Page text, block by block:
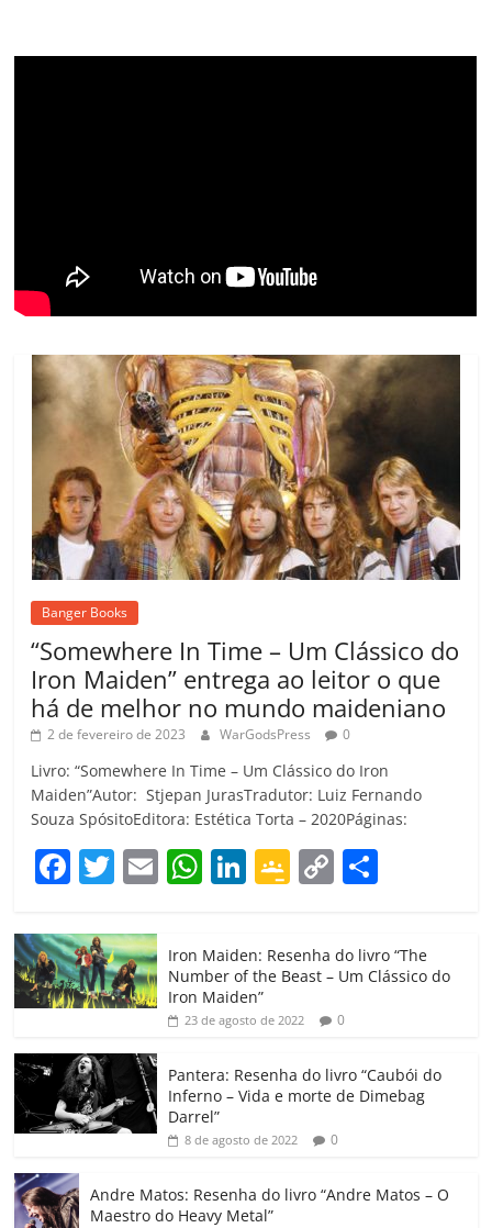
b A dI e
m
Li ar
Banger Books
“Somewhere In Time – Um Clássico do
Iron Maiden” entrega ao leitor o que
há de melhor no mundo maideniano
2 de fevereiro de 2023 WarGodsPress 0
Livro: “Somewhere In Time – Um Clássico do Iron
Maiden”Autor: Stjepan JurasTradutor: Luiz Fernando
Souza SpósitoEditora: Estética Torta – 2020Páginas:
F
c
e
b
o
o
k
T
itt
er
E W
at
s
A
p
Li
e
dI
G
gl
e
Cl
a
ss
ro
o
C
p
y
Li
k
m
p
h
ar
Iron Maiden: Resenha do livro “The
Number of the Beast – Um Clássico do
Iron Maiden”
23 de agosto de 2022 0
Pantera: Resenha do livro “Caubói do
Inferno – Vida e morte de Dimebag
Darrel”
8 de agosto de 2022 0
Andre Matos: Resenha do livro “Andre Matos – O
Maestro do Heavy Metal”